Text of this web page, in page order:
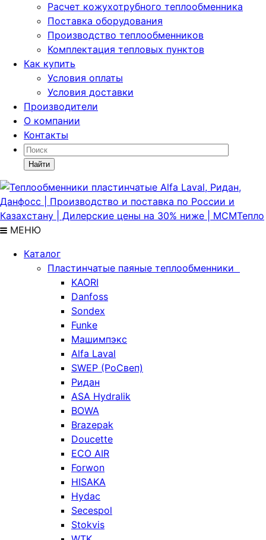
Расчет кожухотрубного теплообменника
Поставка оборудования
Производство теплообменников
Комплектация тепловых пунктов
Как купить
Условия оплаты
Условия доставки
Производители
О компании
Контакты
Найти
МЕНЮ
Каталог
Пластинчатые паяные теплообменники
KAORI
Danfoss
Sondex
Funke
Машимпэкс
Alfa Laval
SWEP (РоСвеп)
Ридан
ASA Hydralik
BOWA
Brazepak
Doucette
ECO AIR
Forwon
HISAKA
Hydac
Secespol
Stokvis